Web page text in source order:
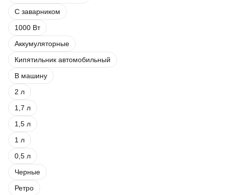
С заварником
1000 Вт
Аккумуляторные
Кипятильник автомобильный
В машину
2 л
1,7 л
1,5 л
1 л
0,5 л
Черные
Ретро